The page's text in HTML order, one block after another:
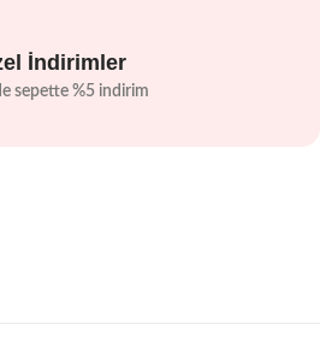
İndirimler
sepette %5 indirim